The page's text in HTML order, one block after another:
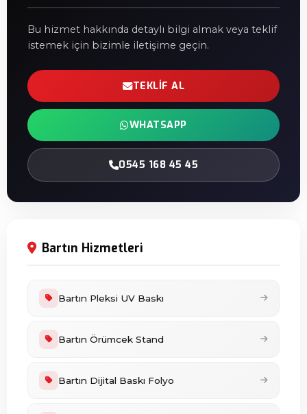
Bu hizmet hakkında detaylı bilgi almak veya teklif
istemek için bizimle iletişime geçin.
TEKLIF AL
WHATSAPP
0545 168 45 45
Bartın Hizmetleri
Bartın Pleksi UV Baskı
Bartın Örümcek Stand
Bartın Dijital Baskı Folyo